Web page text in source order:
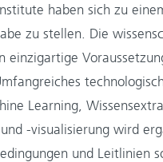
haben sich zu
zu stellen. Die
einzigartige
Learning,
-visualisierung wird
und Leitlinien